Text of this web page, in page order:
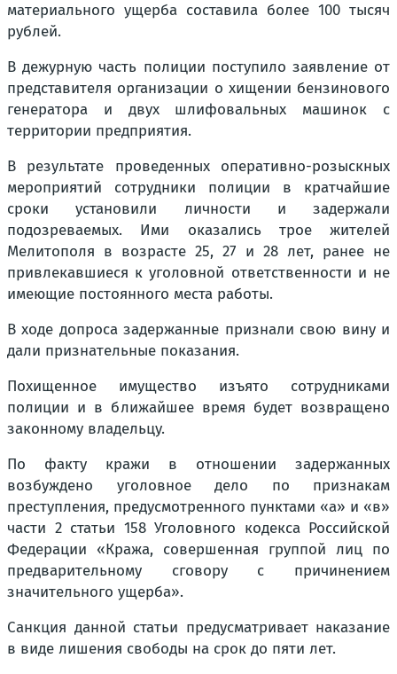
материального ущерба составила более 100 тысяч
рублей.
В дежурную часть полиции поступило заявление от
представителя организации о хищении бензинового
генератора и двух шлифовальных машинок с
территории предприятия.
В результате проведенных оперативно-розыскных
мероприятий сотрудники полиции в кратчайшие
сроки установили личности и задержали
подозреваемых. Ими оказались трое жителей
Мелитополя в возрасте 25, 27 и 28 лет, ранее не
привлекавшиеся к уголовной ответственности и не
имеющие постоянного места работы.
В ходе допроса задержанные признали свою вину и
дали признательные показания.
Похищенное имущество изъято сотрудниками
полиции и в ближайшее время будет возвращено
законному владельцу.
По факту кражи в отношении задержанных
возбуждено уголовное дело по признакам
преступления, предусмотренного пунктами «а» и «в»
части 2 статьи 158 Уголовного кодекса Российской
Федерации «Кража, совершенная группой лиц по
предварительному сговору с причинением
значительного ущерба».
Санкция данной статьи предусматривает наказание
в виде лишения свободы на срок до пяти лет.